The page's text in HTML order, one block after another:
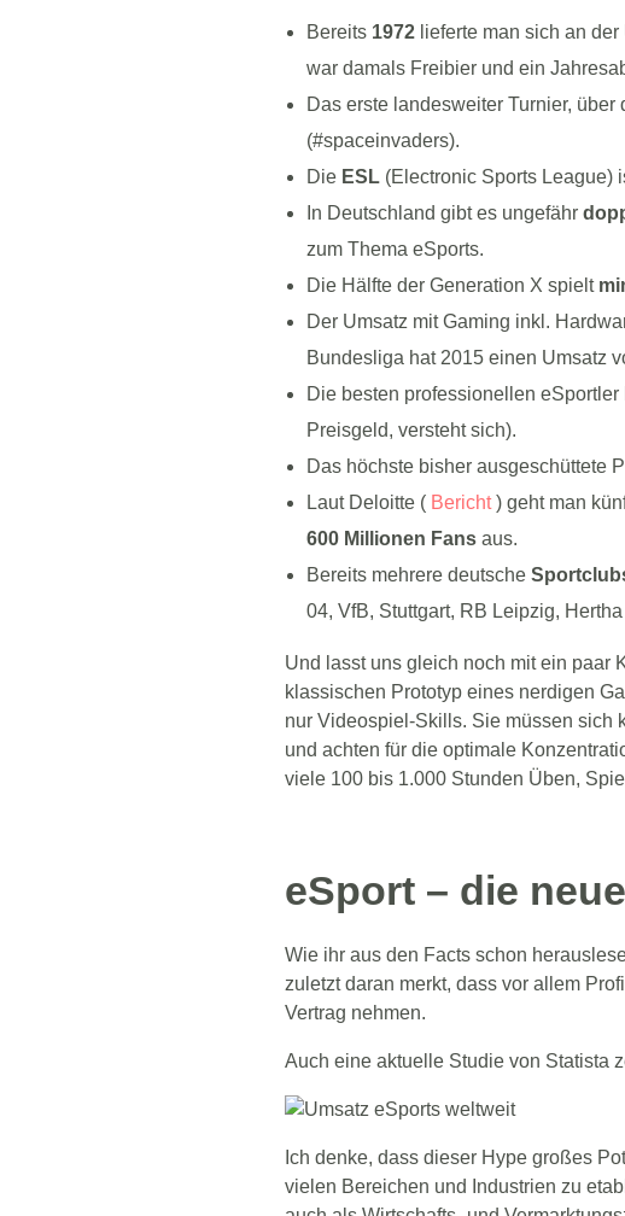
Bereits 1972lieferte man sich an der
war damals Freibier und ein
Das erste landesweiter Turnier, über
(#spaceinvaders).
Die ESL(Electronic Sports League)
In Deutschland gibt es ungefähr
zum Thema eSports.
Die Hälfte der Generation X spielt
Der Umsatz mit Gaming inkl.
Bundesliga hat 2015 einen Umsatz
Die besten professionellen
Preisgeld, versteht sich).
Das höchste bisher ausgeschüttete
Laut Deloitte ( Bericht) geht man
600 Millionen Fans aus.
Bereits mehrere deutsche
04, VfB, Stuttgart, RB Leipzig,
Und lasst uns gleich noch mit ein paar
klassischen Prototyp eines nerdigen
nur Videospiel-Skills. Sie müssen sich
und achten für die optimale
viele 100 bis 1.000 Stunden Üben,
eSport – die
Wie ihr aus den Facts schon
zuletzt daran merkt, dass vor allem
Vertrag nehmen.
Auch eine aktuelle Studie von Statista
Ich denke, dass dieser Hype großes
vielen Bereichen und Industrien zu